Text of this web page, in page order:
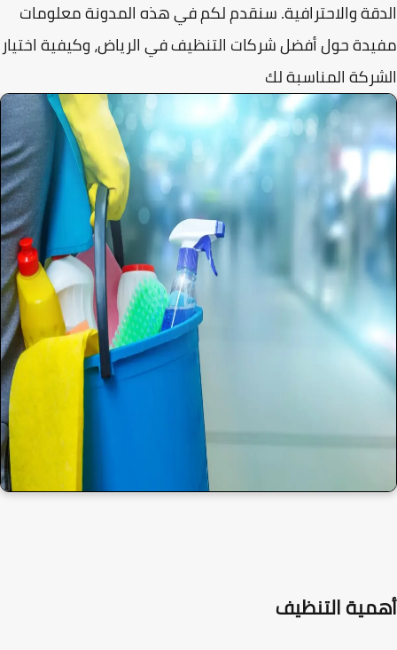
والاحترافية. سنقدم لكم في هذه المدونة معلومات
حول أفضل شركات التنظيف في الرياض، وكيفية اختيار
المناسبة لك
التنظيف